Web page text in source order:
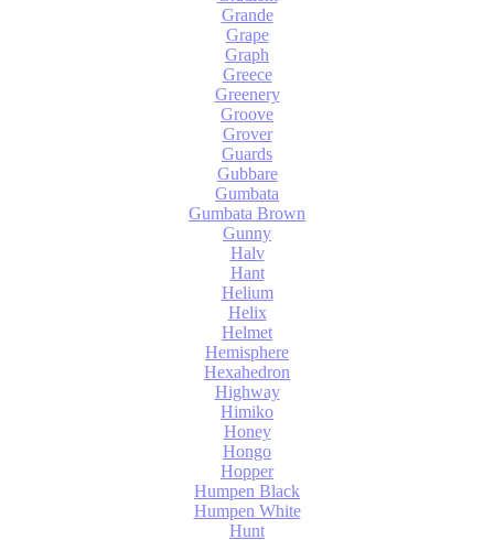
Grande
Grape
Graph
Greece
Greenery
Groove
Grover
Guards
Gubbare
Gumbata
Gumbata Brown
Gunny
Halv
Hant
Helium
Helix
Helmet
Hemisphere
Hexahedron
Highway
Himiko
Honey
Hongo
Hopper
Humpen Black
Humpen White
Hunt